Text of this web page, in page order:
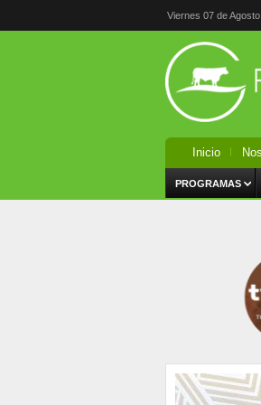
Viernes 07 de
Inicio
PROGRAMAS